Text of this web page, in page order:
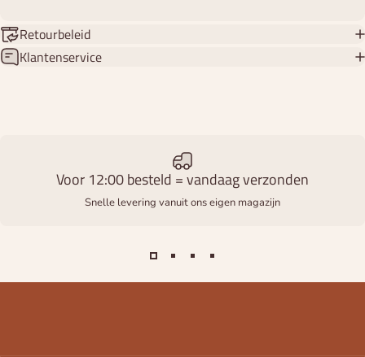
Retourbeleid
Klantenservice
Voor 12:00 besteld = vandaag verzonden
Snelle levering vanuit ons eigen magazijn